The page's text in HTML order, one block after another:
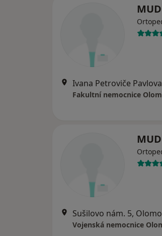
Ivana Petroviče
Fakultní nemocnice
Sušilovo nám. 5,
Vojenská nemocnice